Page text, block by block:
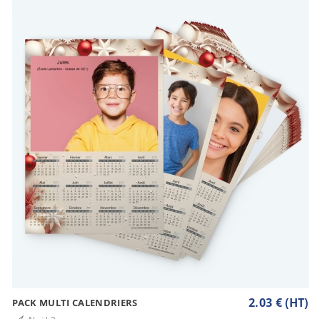
PACK MULTI CALENDRIERS 2.03 € (HT)